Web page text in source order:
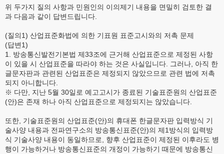
위 두가지 질의 사항과 민원인의 이의제기 내용을 면밀히 검토한 결
과 다음과 같이 답변드립니다.
(질의1) 산업표준화법에 의한 기표원 표준고시와의 저촉 문제
(답변1)
1. 방송통신발전기본법 제33조에 근거해 산업표준으로 제정된 사항
이 있을 시 산업표준을 따라야 하는 것은 사실입니다. 그러나, 아직 한
글문자판과 관련된 산업표준은 제정되지 않았으므로 관련 법에 저촉
되지 아니합니다.
※ 다만, 지난 5월 30일로 예고고시가 종료된 기술표준원의 산업표준
(안)은 존재 하나 아직 산업표준으로 제정되지는 않았습니다.
또한, 기술표준원의 산업표준(안)의 휴대폰 한글문자판 입력방식 기
술사양 내용과 전파연구소의 방송통신표준(안)의 제1방식의 입력방
식 기술사양 내용이 동일하므로, 향후 산업표준이 제정된 이후라도 병
행이 가능하거나 방송통신표준의 개정이 가능하기 때문에 방송통신